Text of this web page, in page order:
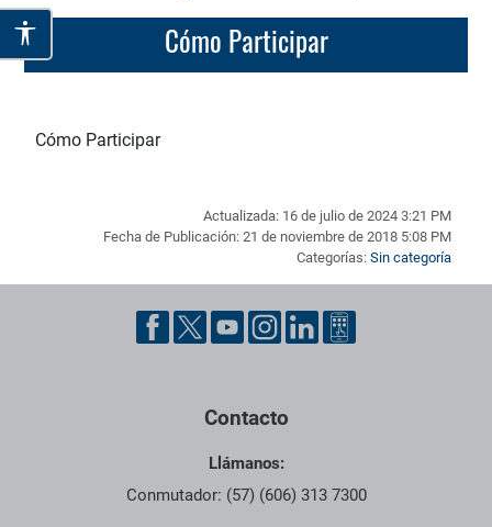
Cómo Participar
Cómo Participar
Actualizada: 16 de julio de 2024 3:21 PM
Fecha de Publicación: 21 de noviembre de 2018 5:08 PM
Categorías: Sin categoría
Pie de página con información de contacto, redes sociales y
Contacto
Llámanos:
Conmutador: (57) (606) 313 7300